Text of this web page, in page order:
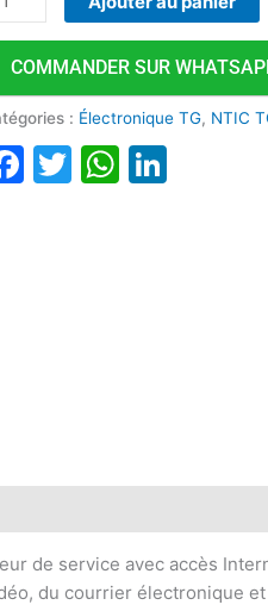
COMMANDER SUR
: Électronique TG, NTIC
Facebook
Twitter
de service avec accès
du courrier électronique